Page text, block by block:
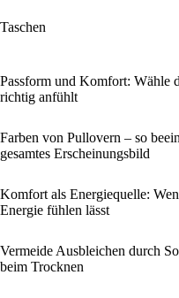
Taschen
Passform und Komfort: Wähle
richtig anfühlt
Farben von Pullovern – so
gesamtes Erscheinungsbild
Komfort als Energiequelle:
Energie fühlen lässt
Vermeide Ausbleichen durch
beim Trocknen